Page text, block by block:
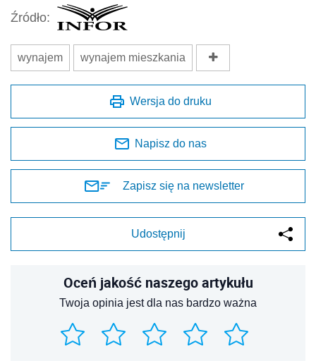
Źródło:
wynajem wynajem mieszkania
Wersja do druku
Napisz do nas
Zapisz się na newsletter
Udostępnij
Oceń jakość naszego artykułu
Twoja opinia jest dla nas bardzo ważna